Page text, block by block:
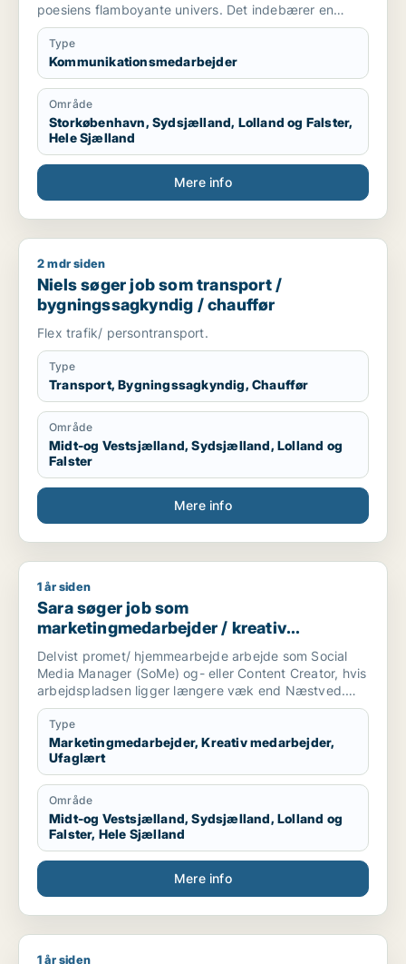
poesiens flamboyante univers. Det indebærer en
forkærlighed for artistisk blomstrende
sprogvirkemidler, som tilføjer teksten et substansielt
tilsnit af noget, som er både originalt, innovativt og
kompetent.
Dette redskab kan selvfølgelig tilpasses hele spektret
af praktisk orienterende fagartikler, samt mere
kreative tekster, eller decideret bogmateriale, hvor
sproget gerne må have et mere ekspressivt udtryk.
Type
Kommunikationsmedarbejder
Område
Storkøbenhavn, Sydsjælland, Lolland og Falster,
Hele Sjælland
Mere info
Niels søger job som transport / bygningssagkyndig /
2 mdr siden
Niels søger job som transport /
bygningssagkyndig / chauffør
Flex trafik/ persontransport.
Type
Transport, Bygningssagkyndig, Chauffør
Område
Midt-og Vestsjælland, Sydsjælland, Lolland og
Falster
Mere info
Sara søger job som marketingmedarbejder / kreativ
1 år siden
Sara søger job som
marketingmedarbejder / kreativ
medarbejder / ufaglært
Delvist promet/ hjemmearbejde arbejde som Social
Media Manager (SoMe) og- eller Content Creator, hvis
arbejdspladsen ligger længere væk end Næstved.
Har en søn på 7 hveranden uge.
Kompetencer:
- Certifikat fra kurser som Content Creator gennem
HomeyMedia og Online UGC Academy.
- Canva
- Office
- Outlook
- Mine kompetencer fra stilling som projektkoordinator
Type
Marketingmedarbejder, Kreativ medarbejder,
Ufaglært
Område
Midt-og Vestsjælland, Sydsjælland, Lolland og
Falster, Hele Sjælland
Mere info
Annemarie søger job som sygeplejerske / sosu-assistent /
1 år siden